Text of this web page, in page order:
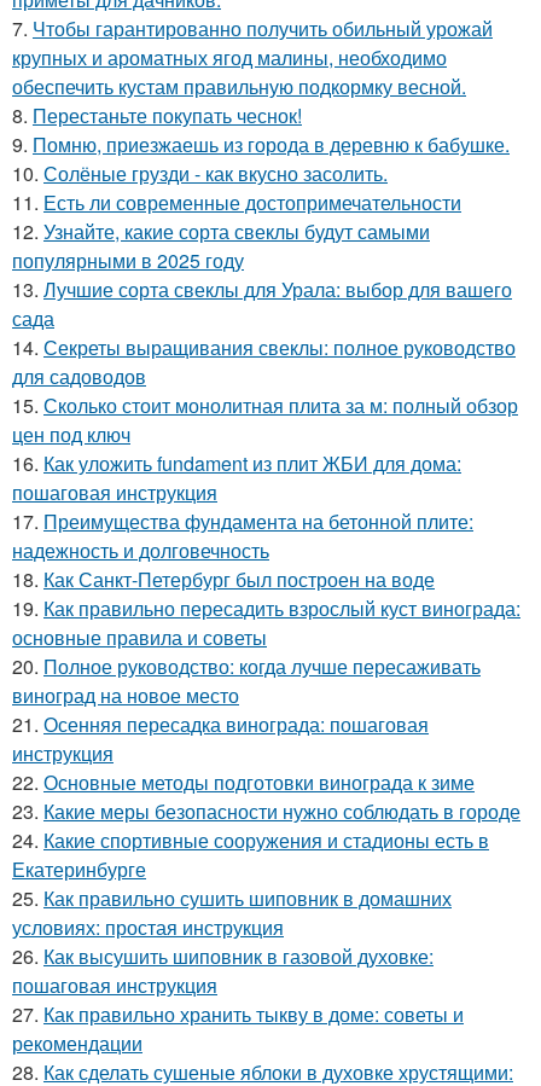
7. Чтобы гарантированно получить обильный урожай
крупных и ароматных ягод малины, необходимо
обеспечить кустам правильную подкормку весной.
8. Перестаньте покупать чеснок!
9. Помню, приезжаешь из города в деревню к бабушке.
10. Солёные грузди - как вкусно засолить.
11. Есть ли современные достопримечательности
12. Узнайте, какие сорта свеклы будут самыми
популярными в 2025 году
13. Лучшие сорта свеклы для Урала: выбор для вашего
сада
14. Секреты выращивания свеклы: полное руководство
для садоводов
15. Сколько стоит монолитная плита за м: полный обзор
цен под ключ
16. Как уложить fundament из плит ЖБИ для дома:
пошаговая инструкция
17. Преимущества фундамента на бетонной плите:
надежность и долговечность
18. Как Санкт-Петербург был построен на воде
19. Как правильно пересадить взрослый куст винограда:
основные правила и советы
20. Полное руководство: когда лучше пересаживать
виноград на новое место
21. Осенняя пересадка винограда: пошаговая
инструкция
22. Основные методы подготовки винограда к зиме
23. Какие меры безопасности нужно соблюдать в городе
24. Какие спортивные сооружения и стадионы есть в
Екатеринбурге
25. Как правильно сушить шиповник в домашних
условиях: простая инструкция
26. Как высушить шиповник в газовой духовке:
пошаговая инструкция
27. Как правильно хранить тыкву в доме: советы и
рекомендации
28. Как сделать сушеные яблоки в духовке хрустящими: